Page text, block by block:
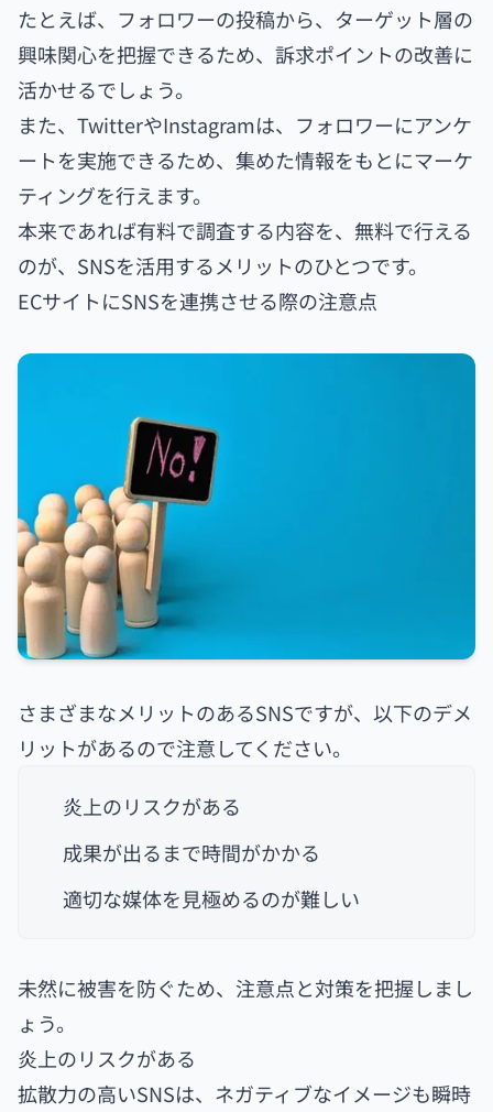
たとえば、フォロワーの投稿から、ターゲット層の
興味関心を把握できるため、訴求ポイントの改善に
活かせるでしょう。
また、TwitterやInstagramは、フォロワーにアンケ
ートを実施できるため、集めた情報をもとにマーケ
ティングを行えます。
本来であれば有料で調査する内容を、無料で行える
のが、SNSを活用するメリットのひとつです。
ECサイトにSNSを連携させる際の注意点
さまざまなメリットのあるSNSですが、以下のデメ
リットがあるので注意してください。
炎上のリスクがある
成果が出るまで時間がかかる
適切な媒体を見極めるのが難しい
未然に被害を防ぐため、注意点と対策を把握しまし
ょう。
炎上のリスクがある
拡散力の高いSNSは、ネガティブなイメージも瞬時